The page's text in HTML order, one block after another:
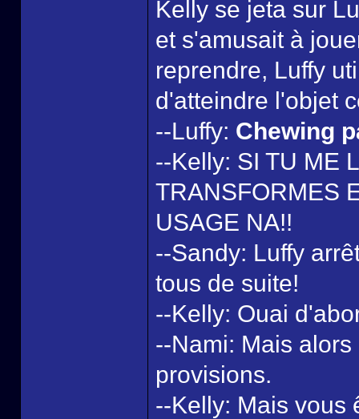
Kelly se jeta sur
et s'amusait à
reprendre, Luffy
d'atteindre l'objet
--Luffy: Chewing
--Kelly: SI TU ME
TRANSFORMES
USAGE NA!!
--Sandy: Luffy
tous de suite!
--Kelly: Ouai
--Nami: Mais
provisions.
--Kelly: Mais vous